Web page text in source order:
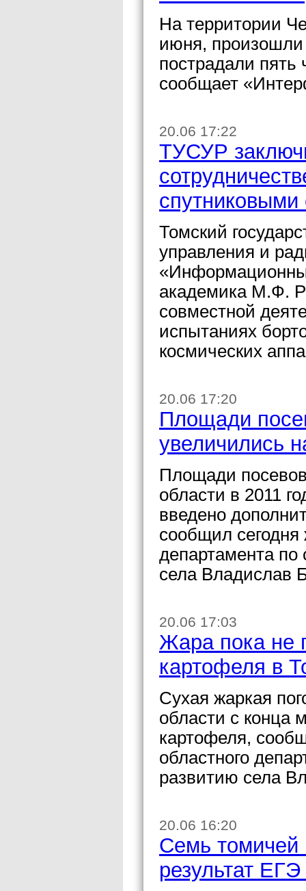
На территории
июня, произошли
пострадали пять
сообщает
20.06 17:22
ТУСУР
Томский
управления и
академика М.Ф.
совместной
испытаниях
космических
20.06 17:20
Площади
увеличились
Площади посевов
области в 2011
введено
сообщил сегодня
департамента по
села Владислав
20.06 17:03
Жара пока не
картофеля в
Сухая жаркая
области с конца
картофеля,
областного
развитию села
20.06 16:20
Семь томичей
результат